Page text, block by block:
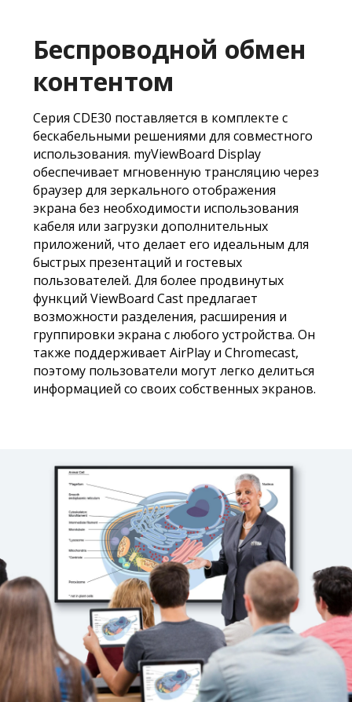
Беспроводной обмен
контентом
Серия CDE30 поставляется в комплекте с
бескабельными решениями для совместного
использования. myViewBoard Display
обеспечивает мгновенную трансляцию через
браузер для зеркального отображения
экрана без необходимости использования
кабеля или загрузки дополнительных
приложений, что делает его идеальным для
быстрых презентаций и гостевых
пользователей. Для более продвинутых
функций ViewBoard Cast предлагает
возможности разделения, расширения и
группировки экрана с любого устройства. Он
также поддерживает AirPlay и Chromecast,
поэтому пользователи могут легко делиться
информацией со своих собственных экранов.